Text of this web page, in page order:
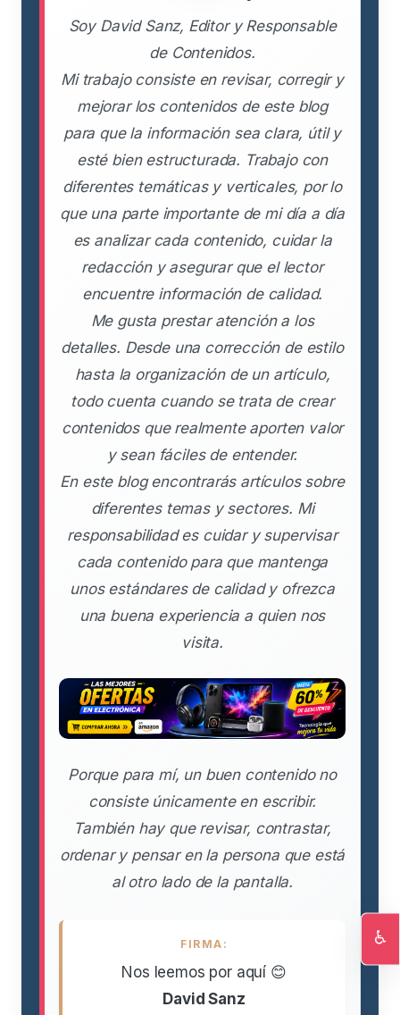
Soy David Sanz, Editor y Responsable
de Contenidos.
Mi trabajo consiste en revisar, corregir y
mejorar los contenidos de este blog
para que la información sea clara, útil y
esté bien estructurada. Trabajo con
diferentes temáticas y verticales, por lo
que una parte importante de mi día a día
es analizar cada contenido, cuidar la
redacción y asegurar que el lector
encuentre información de calidad.
Me gusta prestar atención a los
detalles. Desde una corrección de estilo
hasta la organización de un artículo,
todo cuenta cuando se trata de crear
contenidos que realmente aporten valor
y sean fáciles de entender.
En este blog encontrarás artículos sobre
diferentes temas y sectores. Mi
responsabilidad es cuidar y supervisar
cada contenido para que mantenga
unos estándares de calidad y ofrezca
una buena experiencia a quien nos
visita.
Porque para mí, un buen contenido no
consiste únicamente en escribir.
También hay que revisar, contrastar,
ordenar y pensar en la persona que está
al otro lado de la pantalla.
FIRMA:
Nos leemos por aquí 😊
David Sanz
♿